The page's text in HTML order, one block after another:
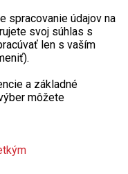
spracovanie údajov na
svoj súhlas s
len s vaším
a základné
môžete